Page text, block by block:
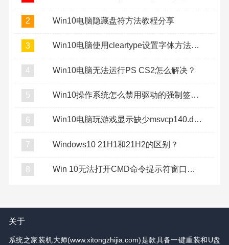
2 Win10电脑隐藏盘符方法教程分享
3 Win10电脑使用cleartype设置字体方法教程
4 Win10电脑无法运行PS CS2怎么解决？
5 Win10操作系统怎么禁用驱动的强制签名？
6 Win10电脑玩游戏显示缺少msvcp140.dll怎么办？
7 Windows10 21H1和21H2的区别？
8 Win 10无法打开CMD命令提示符窗口怎么办？
关于
系统之家装机大师(www.xitongzhijia.com)是款具备一键重装和U盘